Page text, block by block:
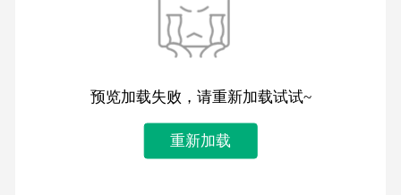
预览加载失败，请重新加载试试~
重新加载